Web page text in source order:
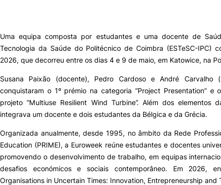
Cooperação Internacional
Sugestões, Elogios, Reclamações Política de Privacidade e Cookies
©2026 Instituto Politécnico de Coimbra. Todos os direitos reservados.
Uma equipa composta por estudantes e uma docente de
Tecnologia da Saúde do Politécnico de Coimbra (ESTeSC-IPC)
2026, que decorreu entre os dias 4 e 9 de maio, em Katowice, na
Susana Paixão (docente), Pedro Cardoso e André
conquistaram o 1º prémio na categoria “Project Presentation” e
projeto “Multiuse Resilient Wind Turbine”. Além dos elementos
integrava um docente e dois estudantes da Bélgica e da Grécia.
Organizada anualmente, desde 1995, no âmbito da Rede
Education (PRIME), a Euroweek reúne estudantes e docentes
promovendo o desenvolvimento de trabalho, em equipas
desafios económicos e sociais contemporâneo. Em 2026,
Organisations in Uncertain Times: Innovation, Entrepreneurship and